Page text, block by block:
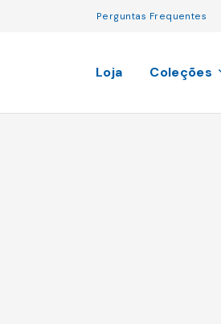
Perguntas Frequentes
Loja Coleções